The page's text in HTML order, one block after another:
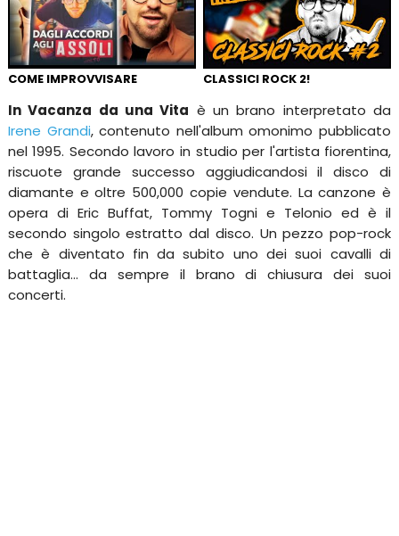
COME IMPROVVISARE CLASSICI ROCK 2!
In Vacanza da una Vita è un brano interpretato da
Irene Grandi, contenuto nell'album omonimo pubblicato
nel 1995. Secondo lavoro in studio per l'artista fiorentina,
riscuote grande successo aggiudicandosi il disco di
diamante e oltre 500,000 copie vendute. La canzone è
opera di Eric Buffat, Tommy Togni e Telonio ed è il
secondo singolo estratto dal disco. Un pezzo pop-rock
che è diventato fin da subito uno dei suoi cavalli di
battaglia... da sempre il brano di chiusura dei suoi
concerti.